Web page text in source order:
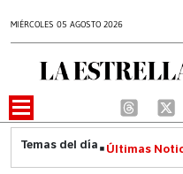
MIÉRCOLES 05 AGOSTO 2026
Últimas